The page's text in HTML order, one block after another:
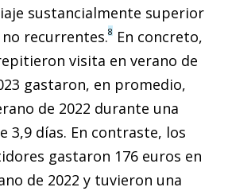
sustancialmente superior
recurrentes.8 En concreto,
visita en verano de
gastaron, en promedio,
de 2022 durante una
3,9 días. En contraste, los
gastaron 176 euros en
de 2022 y tuvieron una